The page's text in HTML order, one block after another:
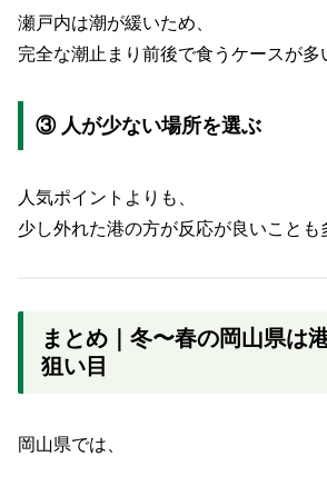
瀬戸内は潮が緩いため、
完全な潮止まり前後で食うケースが多
③ 人が少ない場所を選ぶ
人気ポイントよりも、
少し外れた港の方が反応が良いことも
まとめ｜冬〜春の岡山県は
狙い目
岡山県では、